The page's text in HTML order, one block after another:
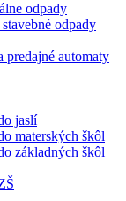
odpady
odpady
predajné automaty
jaslí
materských škôl
základných škôl